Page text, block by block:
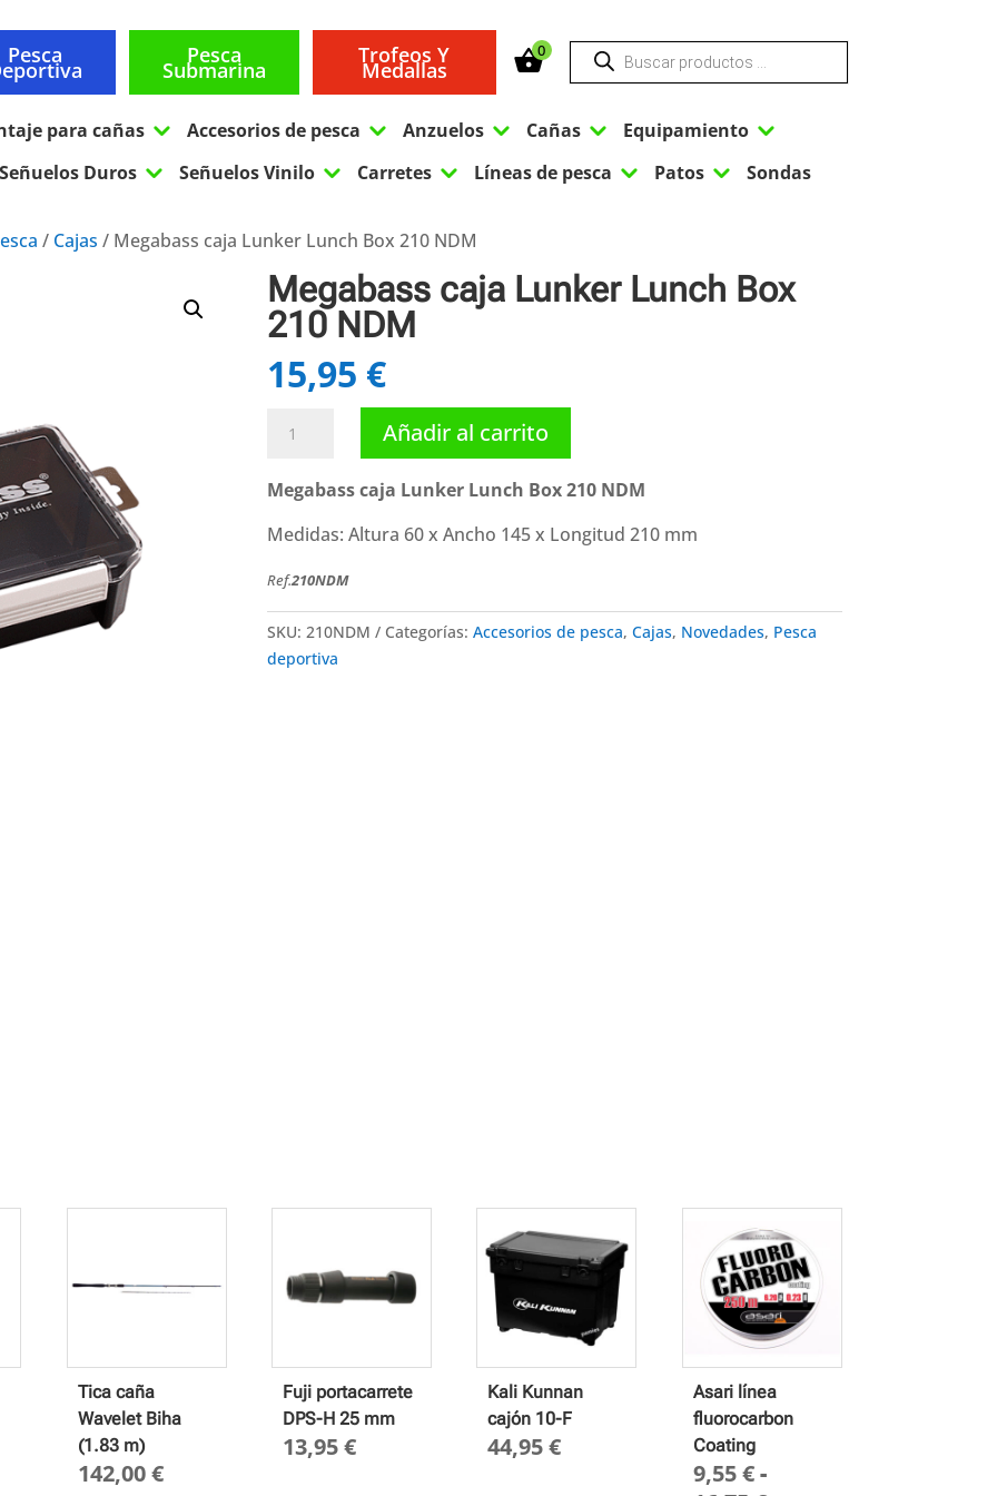
Pesca Pesca
Submarina
Trofeos Y
Medallas
0 Búsqueda
productos
para cañas 3 Accesorios de pesca 3 Anzuelos 3 Cañas 3 Equipamiento 3
Señuelos Duros 3 Señuelos Vinilo 3 Carretes 3 Líneas de pesca 3 Patos 3 Sondas
/ Cajas / Megabass caja Lunker Lunch Box 210 NDM
Megabass caja Lunker Lunch Box
210 NDM
15,95 €
caja
Lunch
Box
NDM
cantidad
Añadir al carrito
Megabass caja Lunker Lunch Box 210 NDM
Medidas: Altura 60 x Ancho 145 x Longitud 210 mm
Ref.210NDM
SKU: 210NDM Categorías: Accesorios de pesca, Cajas, Novedades, Pesca
deportiva
Tica caña
Wavelet Biha
(1.83 m)
142,00€
Fuji portacarrete
DPS-H 25 mm
13,95€
Kali Kunnan
cajón 10-F
44,95€
Asari línea
fluorocarbon
Coating
9,55€-